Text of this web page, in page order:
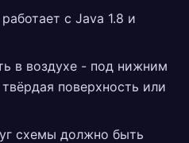
с Java 1.8 и
в воздухе - под нижним
поверхность или
схемы должно быть